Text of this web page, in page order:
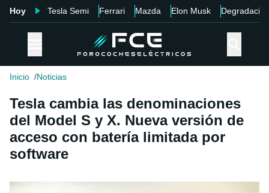
Hoy Tesla Semi Ferrari Mazda Elon Musk Degradación
Inicio Noticias
Tesla cambia las denominaciones
del Model S y X. Nueva versión de
acceso con batería limitada por
software